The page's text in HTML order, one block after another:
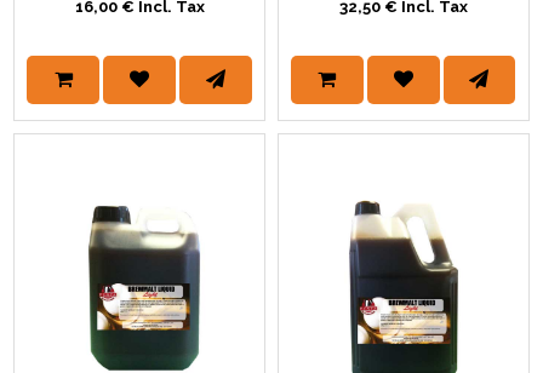
16,00 € Incl. Tax
32,50 € Incl. Tax